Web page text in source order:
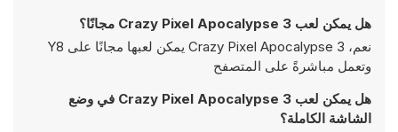
هل يمكن لعب Crazy Pixel Apocalypse 3 مجانًا؟
نعم، Crazy Pixel Apocalypse 3 يمكن لعبها مجانًا على Y8
وتعمل مباشرةً على المتصفح
هل يمكن لعب Crazy Pixel Apocalypse 3 في وضع
الشاشة الكاملة؟